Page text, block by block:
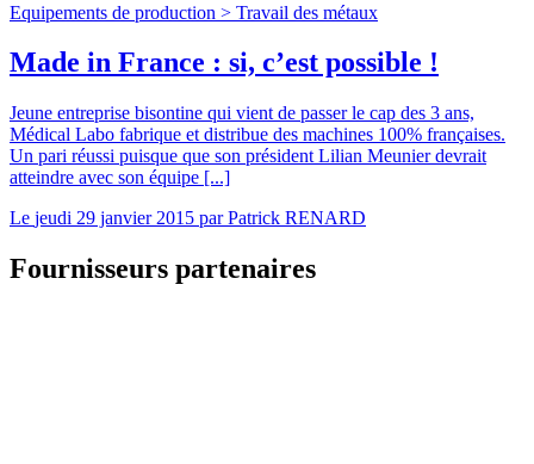
Equipements de production > Travail des métaux
Made in France : si, c’est possible !
Jeune entreprise bisontine qui vient de passer le cap des 3 ans,
Médical Labo fabrique et distribue des machines 100% françaises.
Un pari réussi puisque que son président Lilian Meunier devrait
atteindre avec son équipe [...]
Le jeudi 29 janvier 2015 parPatrick RENARD
Fournisseurs partenaires